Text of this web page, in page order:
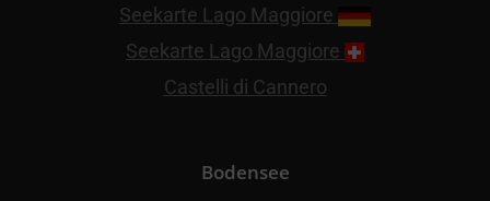
Seekarte Lago Maggiore
Seekarte Lago Maggiore
Castelli di Cannero
Bodensee